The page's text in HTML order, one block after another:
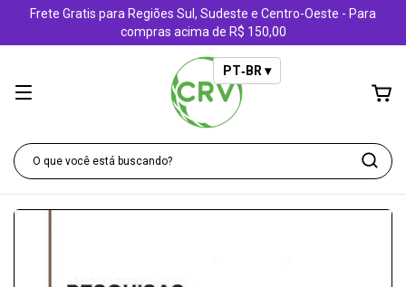
Frete Gratis para Regiões Sul, Sudeste e Centro-Oeste - Para
compras acima de R$ 150,00
PT‑BR ▾